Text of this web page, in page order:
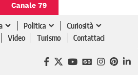
Canale 79
Politica
Curiosità
Video Turismo Contattaci